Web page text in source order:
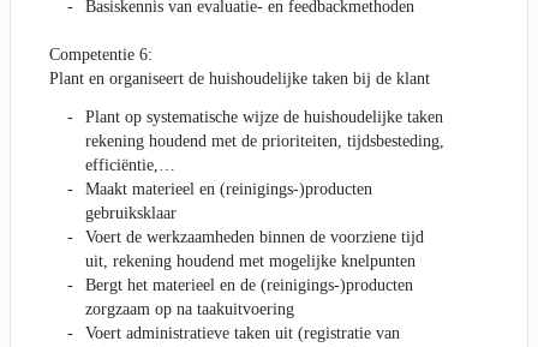
Basiskennis van evaluatie- en feedbackmethoden
Competentie 6:
Plant en organiseert de huishoudelijke taken bij de klant
Plant op systematische wijze de huishoudelijke taken
rekening houdend met de prioriteiten, tijdsbesteding,
efficiëntie,…
Maakt materieel en (reinigings-)producten
gebruiksklaar
Voert de werkzaamheden binnen de voorziene tijd
uit, rekening houdend met mogelijke knelpunten
Bergt het materieel en de (reinigings-)producten
zorgzaam op na taakuitvoering
Voert administratieve taken uit (registratie van